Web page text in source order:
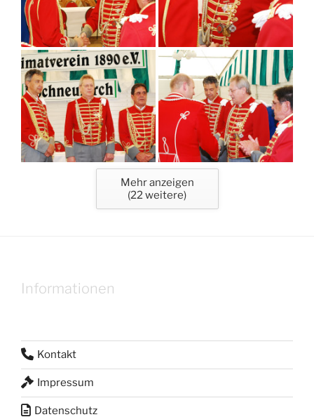
Mehr anzeigen
(22weitere)
Informationen
Kontakt
Impressum
Datenschutz